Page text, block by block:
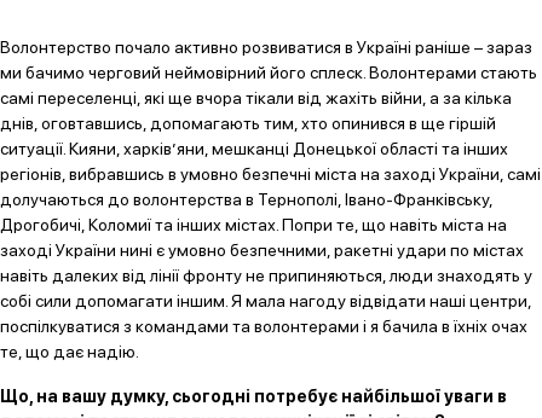
Волонтерство почало активно розвиватися в Україні раніше – зараз
ми бачимо черговий неймовірний його сплеск. Волонтерами стають
самі переселенці, які ще вчора тікали від жахіть війни, а за кілька
днів, оговтавшись, допомагають тим, хто опинився в ще гіршій
ситуації. Кияни, харків’яни, мешканці Донецької області та інших
регіонів, вибравшись в умовно безпечні міста на заході України, самі
долучаються до волонтерства в Тернополі, Івано-Франківську,
Дрогобичі, Коломиї та інших містах. Попри те, що навіть міста на
заході України нині є умовно безпечними, ракетні удари по містах
навіть далеких від лінії фронту не припиняються, люди знаходять у
собі сили допомагати іншим. Я мала нагоду відвідати наші центри,
поспілкуватися з командами та волонтерами і я бачила в їхніх очах
те, що дає надію.
Що, на вашу думку, сьогодні потребує найбільшої уваги в